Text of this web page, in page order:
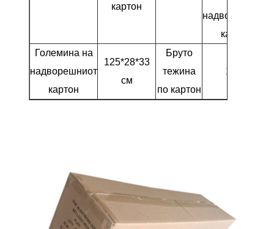
картон
надворешниот
картон
Големина на
надворешниот
картон
125*28*33
см
Бруто
тежина
по картон
16 кг